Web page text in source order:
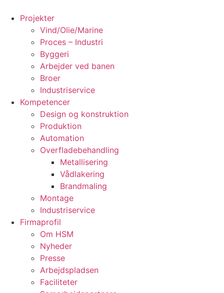
Projekter
Vind/Olie/Marine
Proces – Industri
Byggeri
Arbejder ved banen
Broer
Industriservice
Kompetencer
Design og konstruktion
Produktion
Automation
Overfladebehandling
Metallisering
Vådlakering
Brandmaling
Montage
Industriservice
Firmaprofil
Om HSM
Nyheder
Presse
Arbejdspladsen
Faciliteter